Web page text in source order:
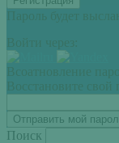
Пароль будет
Войти через:
Всоатновление
Восстановите свой
Поиск